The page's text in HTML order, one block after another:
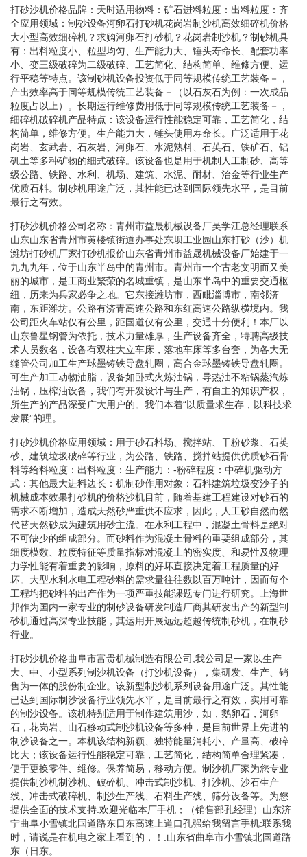
打砂沙机价格品牌：天时适用物料：矿石进料粒度：出料粒度：齐
全应用领域：制砂设备河卵石打砂机花岗岩制沙机高效细碎机价格
大小型高效细碎机？求购河卵石打砂机？花岗岩制沙机？制砂机具
有：出料粒度小、粒型均匀、生产能力大、锤头寿命长、配套功率
小、变三级破碎为二级破碎、工艺简化、结构简单、维修方便、运
行平稳等特点。该制砂机设备投资低于同等规模传统工艺装备－，
产出效率高于同等规模传统工艺装备－（以石灰石为例：一次成品
粒度占以上）。长期运行维修费用低于同等规模传统工艺装备－，
细碎机破碎机产品特点：该设备运行性能稳定可靠，工艺简化，结
构简单，维修方便。生产能力大，锤头使用寿命长。广泛适用于花
岗岩、玄武岩、石灰岩、河卵石、水泥熟料、石英石、铁矿石、铝
矾土等多种矿物的细式破碎。该设备也是用于机制人工制砂、高等
级公路、铁路、水利、机场、建筑、水泥、耐材、治金等行业生产
优质石料。制砂机用途广泛，其性能已达到国际领先水平，是目前
最行之有效。
打砂沙机价格公司名称：青州市益晟机械设备厂吴学江总经理联系
山东山东省青州市黄楼镇街道办事处东坝工业园山东打砂（沙）机
潍坊打砂机厂家打砂机报价山东省青州市益晟机械设备厂始建于一
九九九年，位于山东半岛中的青州市。青州市一个古老文明而又美
丽的城市，是工商业繁荣的名城重镇，是山东半岛中的重要交通枢
纽，历来为兵家必争之地。它东接潍坊市，西毗淄博市，南邻济
南，东距潍坊。公路有济青高速公路和东红高速公路纵横境内。我
公司距火车站仅有公里，距国道仅有公里，交通十分便利！本厂以
山东鲁星钢管为依托，技术力量雄厚，生产设备齐全，特聘高级技
术人员数名，设备有双柱大立车床，落地车床等多台套，为各大无
缝管公司加工生产球墨铸铁导盘轧圈，高合金球墨铸铁导盘轧圈。
可生产加工动物油脂，设备如卧式火炼油锅，导热油不粘锅蒸汽炼
油锅，压榨油设备，我们有开发设计与生产，有自主的知识产权，
所生产的产品深受广大用户的。我们本着“以质量求生存，以科技求
发展”的理。
打砂沙机价格应用领域：用于砂石料场、搅拌站、干粉砂浆、石英
砂、建筑垃圾破碎等行业，为公路、铁路、搅拌站提供优质砂石骨
料等给料粒度：出料粒度：生产能力：-粉碎程度：中碎机驱动方
式：其他最大进料边长：机制砂作用对象：石料建筑垃圾变沙子的
机械成本效果打砂机的价格沙机目前，随着基建工程建设对砂石的
需求不断增加，造成天然砂严重供不应求，因此，人工砂自然而然
代替天然砂成为建筑用砂主流。在水利工程中，混凝土骨料是绝对
不可缺少的组成部分。而砂料作为混凝土骨料的重要组成部分，其
细度模数、粒度特征等质量指标对混凝土的密实度、和易性及物理
力学性能有着重要的影响，原料的好坏直接决定着工程质量的好
坏。大型水利水电工程砂料的需求量往往数以百万吨计，因而每个
工程均把砂料的出产作为一项严重技能课题专门进行研究。上海世
邦作为国内一家专业的制砂设备研发制造厂商其研发出产的新型制
砂机通过高深专业技能，其运用开展远远超越传统制砂机，在制砂
行业。
打砂沙机价格曲阜市富贵机械制造有限公司,我公司是一家以生产
大、中、小型系列制沙机设备（打沙机设备），集研发、生产、销
售为一体的股份制企业。该新型制沙机系列设备用途广泛。其性能
已达到国际制沙设备行业领先水平，是目前最行之有效，实用可靠
的制沙设备。该机特别适用于制作建筑用沙，如，鹅卵石，河卵
石，花岗岩、山石移动式制沙机设备等多种，是目前世界上先进的
制沙设备之一。本机该结构新颖、独特能量消耗小、产量高、破碎
比大；该设备运行性能稳定可靠，工艺简化，结构简单合理紧凑，
便于更换零件、维修。保养简易，移动方便。制沙机厂家为您专业
提供制沙机制沙机、破碎机、冲击式制沙机、打沙机、沙石生产
线、冲击式破碎机、制沙生产线、石料生产线、筛分设备等。为您
提供全面的技术支持.欢迎光临本厂手机；（销售部孔经理）山东济
宁曲阜小雪镇北国道路东日东高速上道口孔强给我留言手机:联系我
时，请说是在机电之家上看到的，！:山东省曲阜市小雪镇北国道路
东（日东。